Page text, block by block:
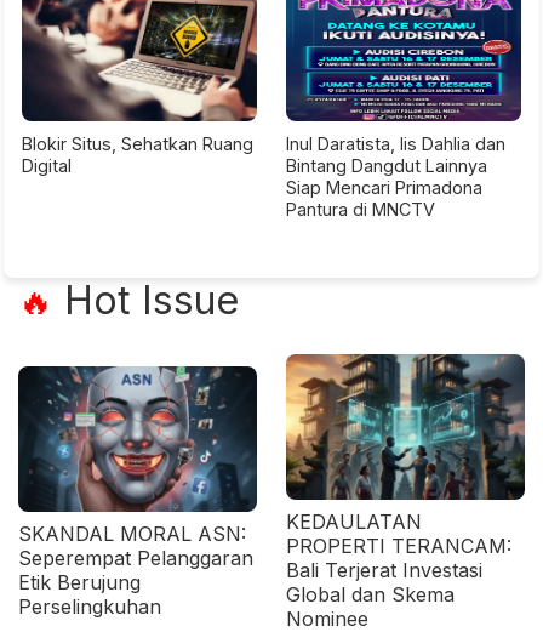
Blokir Situs, Sehatkan Ruang
Digital
Inul Daratista, Iis Dahlia dan
Bintang Dangdut Lainnya
Siap Mencari Primadona
Pantura di MNCTV
🔥 Hot Issue
SKANDAL MORAL ASN:
Seperempat Pelanggaran
Etik Berujung
Perselingkuhan
KEDAULATAN
PROPERTI TERANCAM:
Bali Terjerat Investasi
Global dan Skema
Nominee